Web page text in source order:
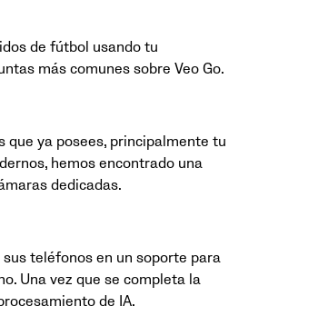
de fútbol usando tu
más comunes sobre Veo Go.
que ya posees, principalmente tu
hemos encontrado una
dedicadas.
teléfonos en un soporte para
Una vez que se completa la
de IA.